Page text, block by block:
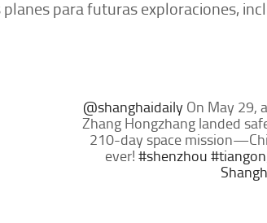
planes para futuras exploraciones,
@shanghaidailyOn May 29,
Zhang Hongzhang landed
210-day space
ever! #shenzhou